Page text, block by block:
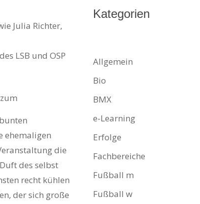
Julia Richter,
LSB und OSP
ehemaligen
die
des selbst
recht kühlen
der sich große
Kategorien
Allgemein
Bio
BMX
e-Learning
Erfolge
Fachbereiche
Fußball m
Fußball w